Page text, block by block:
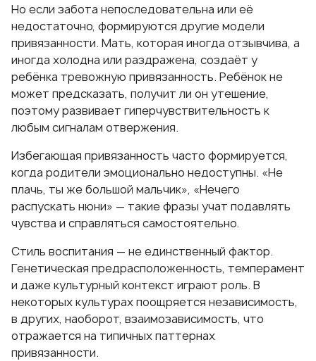
Но если забота непоследовательна или её
недостаточно, формируются другие модели
привязанности. Мать, которая иногда отзывчива, а
иногда холодна или раздражена, создаёт у
ребёнка тревожную привязанность. Ребёнок не
может предсказать, получит ли он утешение,
поэтому развивает гиперчувствительность к
любым сигналам отвержения.
Избегающая привязанность часто формируется,
когда родители эмоционально недоступны. «Не
плачь, ты же большой мальчик», «Нечего
распускать нюни» — такие фразы учат подавлять
чувства и справляться самостоятельно.
Стиль воспитания — не единственный фактор.
Генетическая предрасположенность, темперамент
и даже культурный контекст играют роль. В
некоторых культурах поощряется независимость,
в других, наоборот, взаимозависимость, что
отражается на типичных паттернах
привязанности.